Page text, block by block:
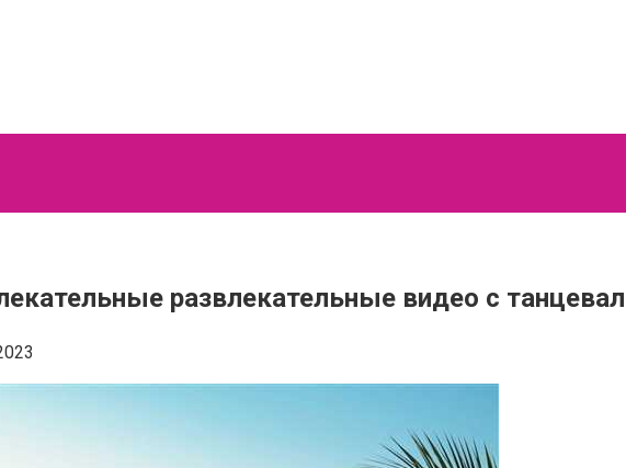
развлекательные видео с